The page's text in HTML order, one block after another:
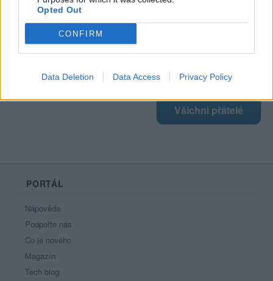
Opted Out
CONFIRM
Data Deletion Data Access Privacy Policy
Moji nejnovější přátelé
Všichni přátelé
PORTÁL
Nápověda
Podpořte nás
Co je nového
Magazín
Tech blog